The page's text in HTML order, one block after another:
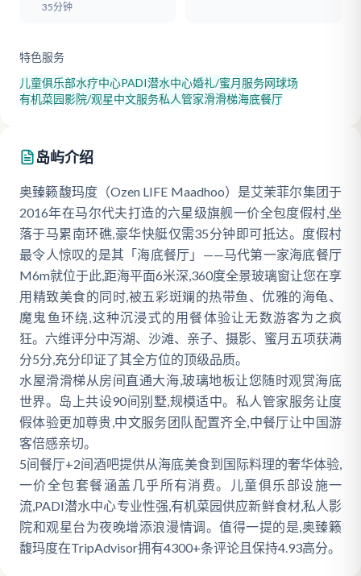
35分钟
特色服务
儿童俱乐部水疗中心PADI潜水中心婚礼/蜜月服务网球场
有机菜园影院/观星中文服务私人管家滑滑梯海底餐厅
岛屿介绍
奥臻籁馥玛度（Ozen LIFE Maadhoo）是艾茉菲尔集团于
2016年在马尔代夫打造的六星级旗舰一价全包度假村,坐
落于马累南环礁,豪华快艇仅需35分钟即可抵达。度假村
最令人惊叹的是其「海底餐厅」——马代第一家海底餐厅
M6m就位于此,距海平面6米深,360度全景玻璃窗让您在享
用精致美食的同时,被五彩斑斓的热带鱼、优雅的海龟、
魔鬼鱼环绕,这种沉浸式的用餐体验让无数游客为之疯
狂。六维评分中泻湖、沙滩、亲子、摄影、蜜月五项获满
分5分,充分印证了其全方位的顶级品质。
水屋滑滑梯从房间直通大海,玻璃地板让您随时观赏海底
世界。岛上共设90间别墅,规模适中。私人管家服务让度
假体验更加尊贵,中文服务团队配置齐全,中餐厅让中国游
客倍感亲切。
5间餐厅+2间酒吧提供从海底美食到国际料理的奢华体验,
一价全包套餐涵盖几乎所有消费。儿童俱乐部设施一
流,PADI潜水中心专业性强,有机菜园供应新鲜食材,私人影
院和观星台为夜晚增添浪漫情调。值得一提的是,奥臻籁
馥玛度在TripAdvisor拥有4300+条评论且保持4.93高分。